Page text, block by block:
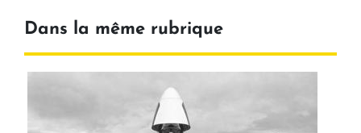
Dans la même rubrique